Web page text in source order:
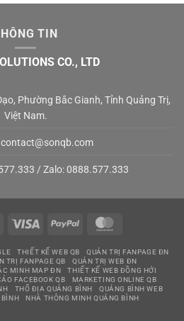
TIN
CO., LTD
Phường Bắc Gianh, Tỉnh Quảng Trị,
Việt Nam.
contact@sonqb.com
/ Zalo:0888.577.333
Cash
Delivery
Visa PayPal
THIẾT KẾ WEB QB
QUẢN TRỊ FANPAGE ĐN
TRỊ FANPAGE QB
QUẢN TRỊ WEB ĐN
MINH MAP ĐN
THIẾT KẾ WEB ĐỒNG HỚI
FACEBOOK QB
MARKETING ONLINE QB
THỔ ĐỊA QUẢNG BÌNH
QUẢNG BÌNH WEB
BÌNH
NHÀ THÔNG MINH QUẢNG BÌNH